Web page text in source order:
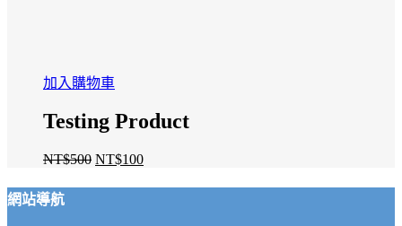
加入購物車
Testing Product
NT$500 原
始
NT$100目
前
網站導航